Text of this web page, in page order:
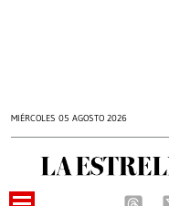
MIÉRCOLES 05 AGOSTO 2026